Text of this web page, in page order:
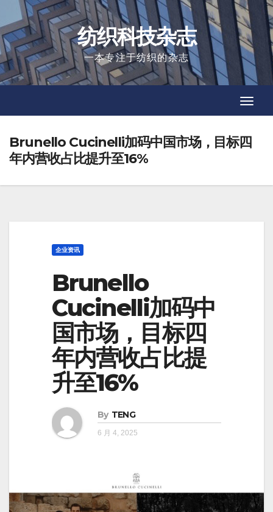
to
content
纺织科技杂志
一本专注于纺织的杂志
Brunello Cucinelli加码中国市场，目标四
年内营收占比提升至16%
企业资讯
Brunello
Cucinelli加码中
国市场，目标四
年内营收占比提
升至16%
By TENG
6 月 4, 2025